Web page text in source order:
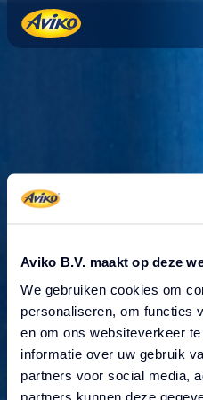
Aviko B.V. maakt op deze
We gebruiken cookies om
personaliseren, om functies
en om ons websiteverkeer
informatie over uw gebruik
partners voor social media,
partners kunnen deze
Unexpected